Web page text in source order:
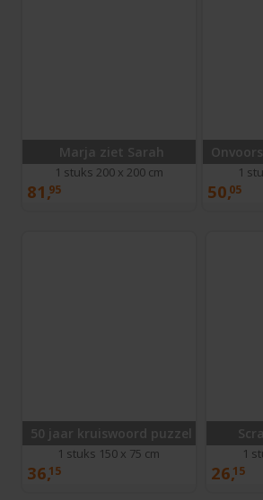
Marja ziet Sarah
1 stuks 200 x 200 cm
81,95
1
50,05
50 jaar kruiswoord puzzel
1 stuks 150 x 75 cm
36,15
1
26,15